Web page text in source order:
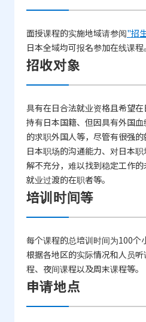
面授课程的实施地域请参阅"招
日本全域均可报名参加在线课程。
招收对象
具有在日合法就业资格且希望
持有日本国籍、但因具有外国
的求职外国人等，尽管有很强
日本职场的沟通能力、对日本
解不充分，难以找到稳定工作
就业过渡的在职者等。
培训时间等
每个课程的总培训时间为100个
根据各地区的实际情况和人员
程、夜间课程以及周末课程等。
申请地点